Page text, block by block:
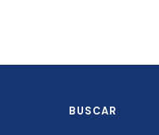
BUSCAR